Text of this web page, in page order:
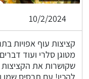
10/2/2024
קציצות עוף אפויות
שקושרות את הקציצות
להכין! עם תרסיס שמן